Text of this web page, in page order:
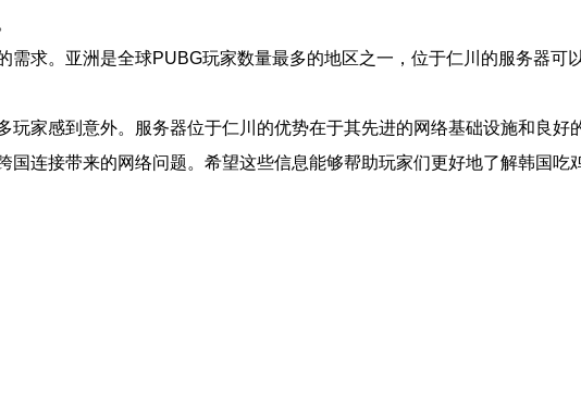
求。亚洲是全球PUBG玩家数量最多的地区之一，位于仁川的服务器可
家感到意外。服务器位于仁川的优势在于其先进的网络基础设施和良
连接带来的网络问题。希望这些信息能够帮助玩家们更好地了解韩国吃